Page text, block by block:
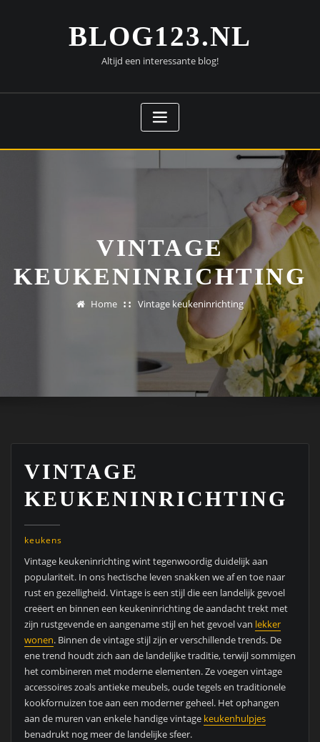
BLOG123.NL
Altijd een interessante blog!
VINTAGE
KEUKENINRICHTING
Home Vintage keukeninrichting
VINTAGE
KEUKENINRICHTING
keukens
Vintage keukeninrichting wint tegenwoordig duidelijk aan
populariteit. In ons hectische leven snakken we af en toe naar
rust en gezelligheid. Vintage is een stijl die een landelijk gevoel
creëert en binnen een keukeninrichting de aandacht trekt met
zijn rustgevende en aangename stijl en het gevoel van lekker
wonen. Binnen de vintage stijl zijn er verschillende trends. De
ene trend houdt zich aan de landelijke traditie, terwijl sommigen
het combineren met moderne elementen. Ze voegen vintage
accessoires zoals antieke meubels, oude tegels en traditionele
kookfornuizen toe aan een moderner geheel. Het ophangen
aan de muren van enkele handige vintage keukenhulpjes
benadrukt nog meer de landelijke sfeer.